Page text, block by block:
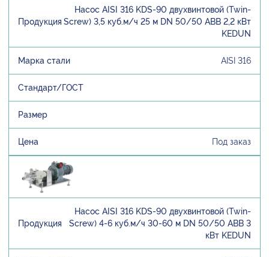
Насос AISI 316 KDS-90 двухвинтовой (Twin-
Screw) 3,5 куб.м/ч 25 м DN 50/50 ABB 2,2 кВт
KEDUN
AISI 316
Под заказ
Насос AISI 316 KDS-90 двухвинтовой (Twin-
Screw) 4-6 куб.м/ч 30-60 м DN 50/50 ABB 3
кВт KEDUN